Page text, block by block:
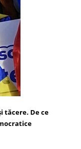
tăcere. De ce